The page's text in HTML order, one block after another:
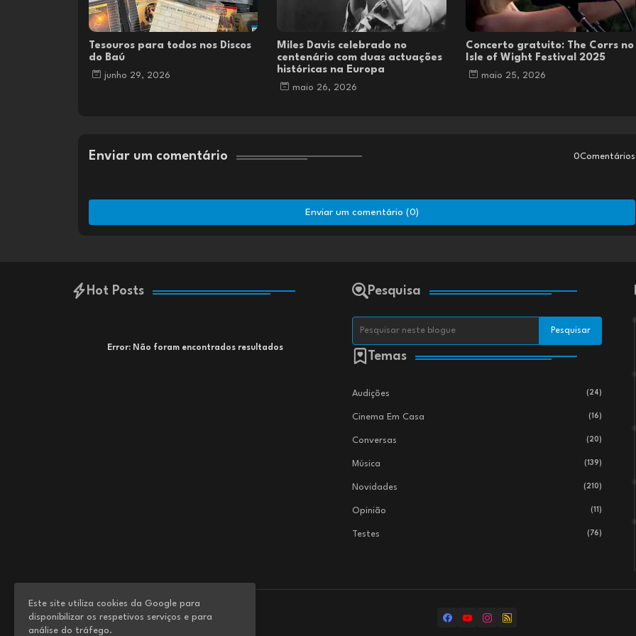
Tesouros para todos nos Discos
do Baú
junho 29, 2026
Miles Davis celebrado no
centenário com duas actuações
históricas na Europa
maio 26, 2026
Concerto gratuito: The Corrs no
Isle of Wight Festival 2025
maio 25, 2026
Enviar um comentário 0Comentários
Enviar um comentário (0)
Hot Posts
Error: Não foram encontrados resultados
Pesquisa
Temas
Audições (24)
Cinema Em Casa (16)
Conversas (20)
Música (139)
Novidades (210)
Opinião (11)
Testes (76)
Este site utiliza cookies da Google para
disponibilizar os respetivos serviços e para
análise do tráfego.